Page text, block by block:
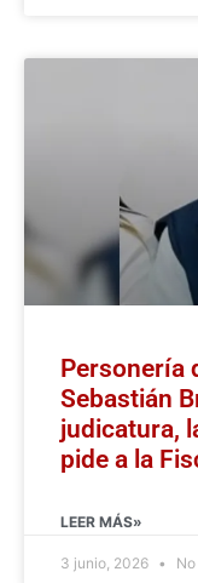
Personería
Sebastián
judicatura,
pide a la
LEER MÁS»
3 junio, 2026